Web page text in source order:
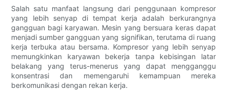
Salah satu manfaat langsung dari penggunaan kompresor
yang lebih senyap di tempat kerja adalah berkurangnya
gangguan bagi karyawan. Mesin yang bersuara keras dapat
menjadi sumber gangguan yang signifikan, terutama di ruang
kerja terbuka atau bersama. Kompresor yang lebih senyap
memungkinkan karyawan bekerja tanpa kebisingan latar
belakang yang terus-menerus yang dapat mengganggu
konsentrasi dan memengaruhi kemampuan mereka
berkomunikasi dengan rekan kerja.